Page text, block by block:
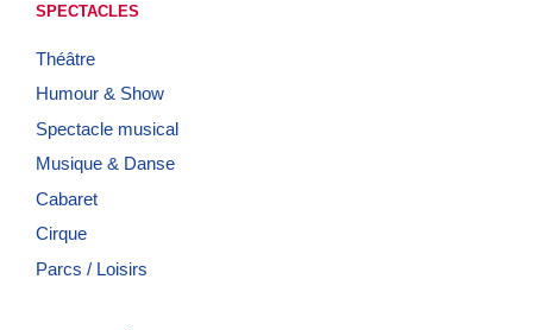
SPECTACLES
Théâtre
Humour & Show
Spectacle musical
Musique & Danse
Cabaret
Cirque
Parcs / Loisirs